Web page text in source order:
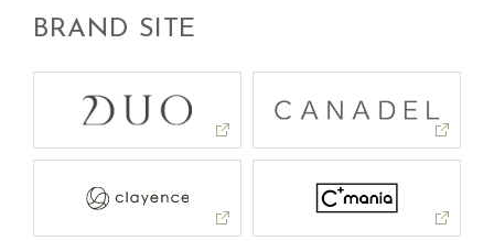
BRAND SITE